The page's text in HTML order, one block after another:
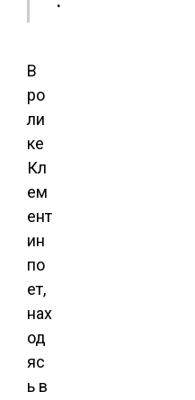
В
ро
ли
ке
Кл
ем
ент
ин
по
ет,
нах
од
яс
ь в